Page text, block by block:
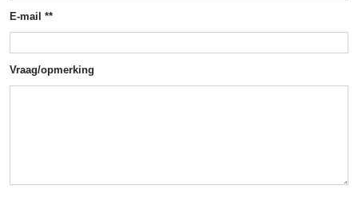
E-mail **
Vraag/opmerking